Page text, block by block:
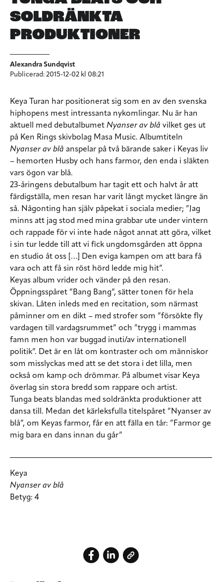
SOLDRÄNKTA
PRODUKTIONER
Alexandra Sundqvist
Publicerad: 2015-12-02 kl 08:21
Keya Turan har positionerat sig som en av den svenska
hiphopens mest intressanta nykomlingar. Nu är han
aktuell med debutalbumet Nyanser av blå vilket ges ut
på Ken Rings skivbolag Masa Music. Albumtiteln
Nyanser av blå anspelar på två bärande saker i Keyas liv
– hemorten Husby och hans farmor, den enda i släkten
vars ögon var blå.
23-åringens debutalbum har tagit ett och halvt år att
färdigställa, men resan har varit långt mycket längre än
så. Någonting han själv påpekat i sociala medier; ”Jag
minns att jag stod med mina grabbar ute under vintern
och rappade för vi inte hade något annat att göra, vilket
i sin tur ledde till att vi fick ungdomsgården att öppna
en studio åt oss […] Den eviga kampen om att bara få
vara och att få sin röst hörd ledde mig hit”.
Keyas album vrider och vänder på den resan.
Öppningsspåret ”Bang Bang”, sätter tonen för hela
skivan. Låten inleds med en recitation, som närmast
påminner om en dikt – med strofer som ”försökte fly
vardagen till vardagsrummet” och ”trygg i mammas
famn men hon var buggad inuti/av internationell
politik”. Det är en låt om kontraster och om människor
som misslyckas med att se det stora i det lilla, men
också om kamp och drömmar. På albumet visar Keya
överlag sin stora bredd som rappare och artist.
Tunga beats blandas med soldränkta produktioner att
dansa till. Medan det kärleksfulla titelspåret ”Nyanser av
blå”, om Keyas farmor, får en att fälla en tår: ”Farmor ge
mig bara en dans innan du går”
Keya
Nyanser av blå
Betyg: 4